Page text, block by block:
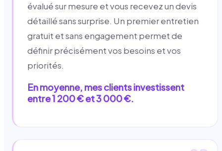
évalué sur mesure et vous recevez un devis
détaillé sans surprise. Un premier entretien
gratuit et sans engagement permet de
définir précisément vos besoins et vos
priorités.
En moyenne, mes clients investissent
entre 1 200 € et 3 000 €.